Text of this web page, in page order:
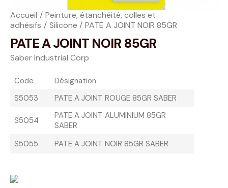
Accueil
Peinture, étanchéité, colles et
adhésifs
Silicone PATE A JOINT NOIR 85GR
PATE A JOINT NOIR 85GR
Saber Industrial Corp
Code
Désignation
S5053
PATE A JOINT ROUGE 85GR SABER
S5054
PATE A JOINT ALUMINIUM 85GR
SABER
S5055
PATE A JOINT NOIR 85GR SABER